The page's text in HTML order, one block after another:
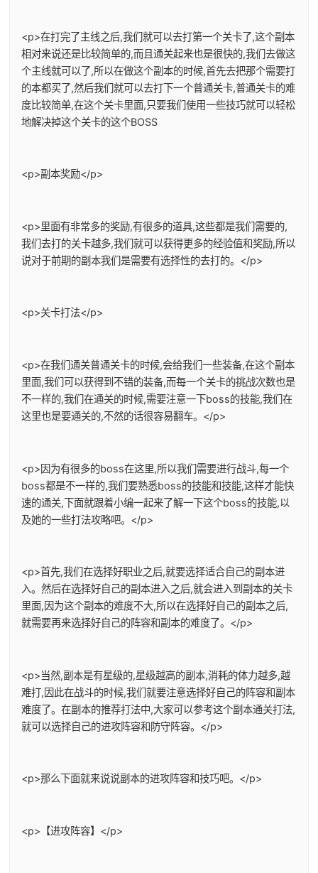
<p>在打完了主线之后,我们就可以去打第一个关卡了,这个副本
相对来说还是比较简单的,而且通关起来也是很快的,我们去做这
个主线就可以了,所以在做这个副本的时候,首先去把那个需要打
的本都买了,然后我们就可以去打下一个普通关卡,普通关卡的难
度比较简单,在这个关卡里面,只要我们使用一些技巧就可以轻松
地解决掉这个关卡的这个BOSS
<p>副本奖励</p>
<p>里面有非常多的奖励,有很多的道具,这些都是我们需要的,
我们去打的关卡越多,我们就可以获得更多的经验值和奖励,所以
说对于前期的副本我们是需要有选择性的去打的。</p>
<p>关卡打法</p>
<p>在我们通关普通关卡的时候,会给我们一些装备,在这个副本
里面,我们可以获得到不错的装备,而每一个关卡的挑战次数也是
不一样的,我们在通关的时候,需要注意一下boss的技能,我们在
这里也是要通关的,不然的话很容易翻车。</p>
<p>因为有很多的boss在这里,所以我们需要进行战斗,每一个
boss都是不一样的,我们要熟悉boss的技能和技能,这样才能快
速的通关,下面就跟着小编一起来了解一下这个boss的技能,以
及她的一些打法攻略吧。</p>
<p>首先,我们在选择好职业之后,就要选择适合自己的副本进
入。然后在选择好自己的副本进入之后,就会进入到副本的关卡
里面,因为这个副本的难度不大,所以在选择好自己的副本之后,
就需要再来选择好自己的阵容和副本的难度了。</p>
<p>当然,副本是有星级的,星级越高的副本,消耗的体力越多,越
难打,因此在战斗的时候,我们就要注意选择好自己的阵容和副本
难度了。在副本的推荐打法中,大家可以参考这个副本通关打法,
就可以选择自己的进攻阵容和防守阵容。</p>
<p>那么下面就来说说副本的进攻阵容和技巧吧。</p>
<p>【进攻阵容】</p>